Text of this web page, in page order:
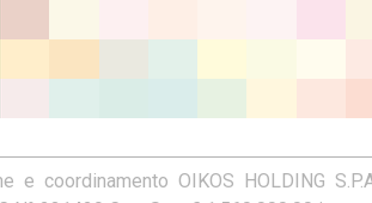
e coordinamento OIKOS HOLDING